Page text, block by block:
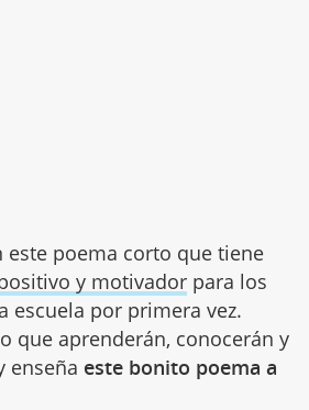
este poema corto que tiene
y motivadorpara los
escuela por primera vez.
que aprenderán, conocerán y
enseña este bonito poema a